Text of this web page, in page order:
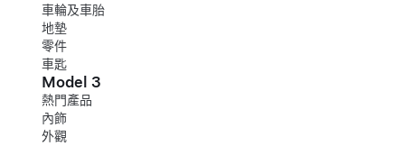
車輪及車胎
地墊
零件
車匙
Model 3
熱門產品
內飾
外觀